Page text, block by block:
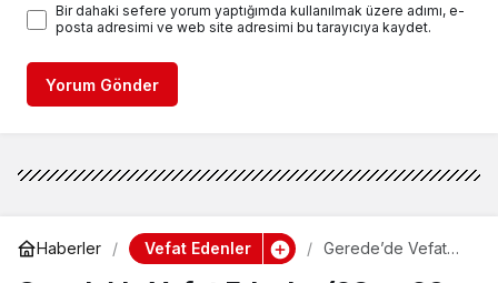
Bir dahaki sefere yorum yaptığımda kullanılmak üzere adımı, e-
posta adresimi ve web site adresimi bu tarayıcıya kaydet.
Yorum Gönder
Haberler Vefat Edenler
Gerede’de Vefat